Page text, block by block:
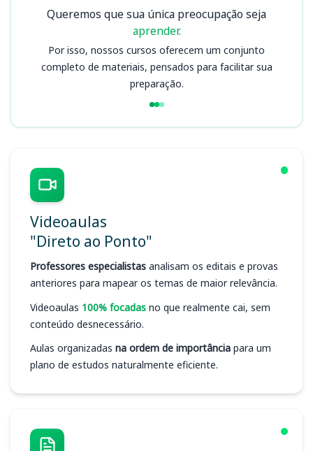
Queremos que sua única preocupação seja
aprender.
Por isso, nossos cursos oferecem um conjunto
completo de materiais, pensados para facilitar sua
preparação.
Videoaulas
"Direto ao Ponto"
Professores especialistas analisam os editais e provas
anteriores para mapear os temas de maior relevância.
Videoaulas 100% focadas no que realmente cai, sem
conteúdo desnecessário.
Aulas organizadas na ordem de importância para um
plano de estudos naturalmente eficiente.